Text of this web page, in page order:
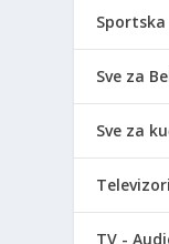
Sve za
Sve za
Televizori
TV -